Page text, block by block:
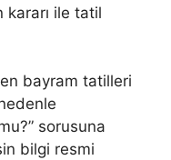
kararı ile tatil
bayram tatilleri
sorusuna
bilgi resmi